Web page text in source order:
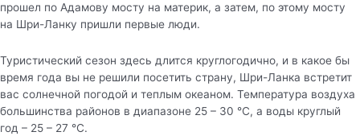
прошел по Адамову мосту на материк, а затем, по этому мосту
на Шри-Ланку пришли первые люди.
Туристический сезон здесь длится круглогодично, и в какое бы
время года вы не решили посетить страну, Шри-Ланка встретит
вас солнечной погодой и теплым океаном. Температура воздуха
большинства районов в диапазоне 25 – 30 °С, а воды круглый
год – 25 – 27 °С.